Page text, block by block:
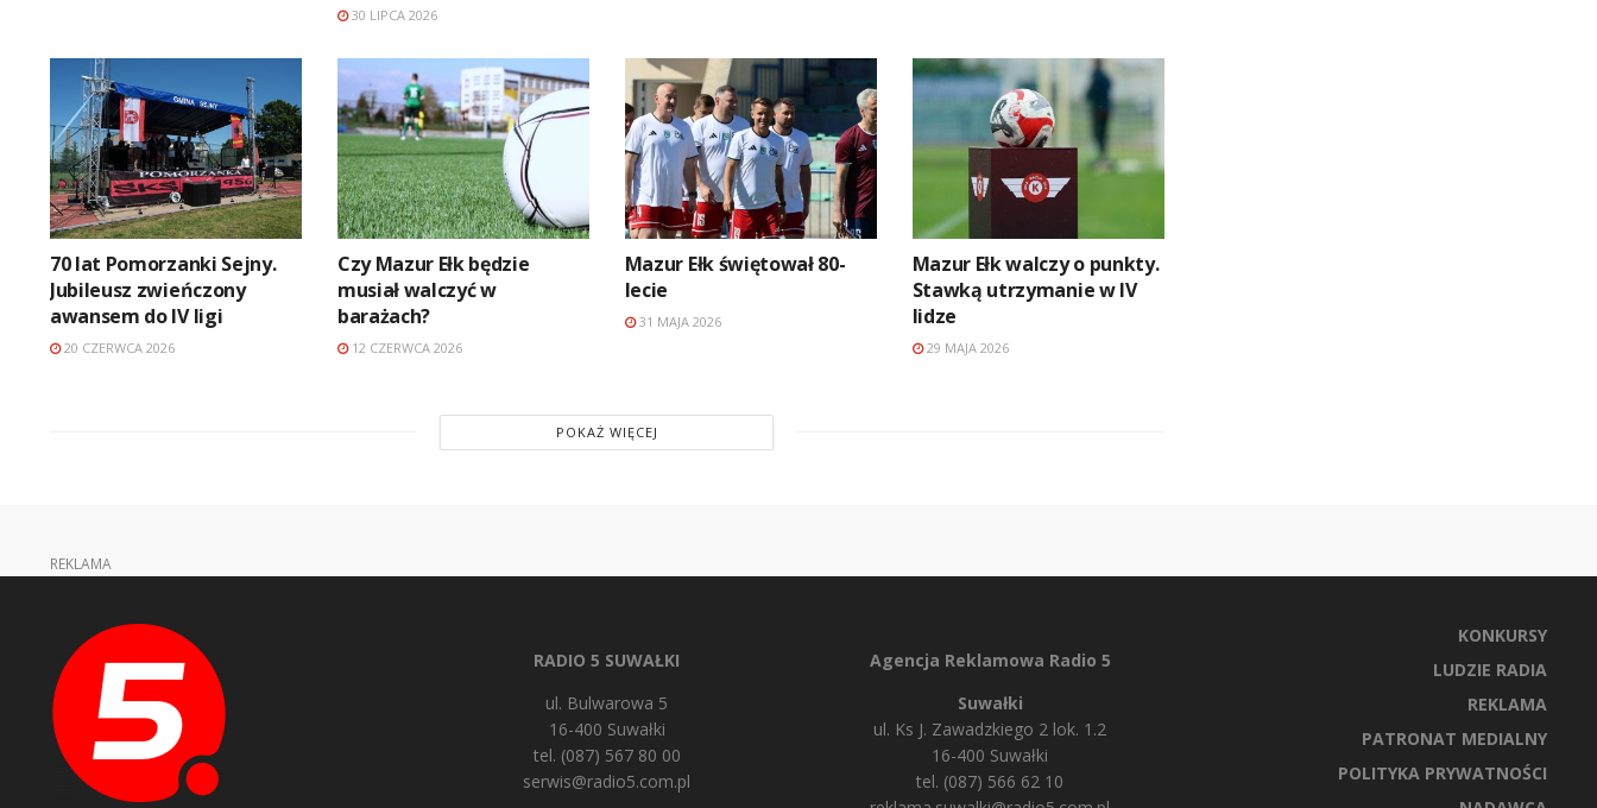
30 LIPCA 2026
70 lat Pomorzanki Sejny.
Jubileusz zwieńczony
awansem do IV ligi
20 CZERWCA 2026
Czy Mazur Ełk będzie
musiał walczyć w
barażach?
12 CZERWCA 2026
Mazur Ełk świętował 80-
lecie
31 MAJA 2026
Mazur Ełk walczy o punkty.
Stawką utrzymanie w IV
lidze
29 MAJA 2026
POKAŻ WIĘCEJ
REKLAMA
RADIO 5 SUWAŁKI
ul. Bulwarowa 5
16-400 Suwałki
tel. (087) 567 80 00
serwis@radio5.com.pl
Agencja Reklamowa Radio 5
Suwałki
ul. Ks J. Zawadzkiego 2 lok. 1.2
16-400 Suwałki
tel. (087) 566 62 10
KONKURSY
LUDZIE RADIA
REKLAMA
PATRONAT MEDIALNY
POLITYKA PRYWATNOŚCI